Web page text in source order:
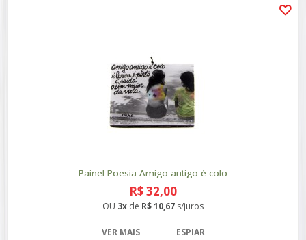
Painel Poesia Amigo antigo é colo
R$ 32,00
OU 3x de R$ 10,67 s/juros
VER MAIS ESPIAR